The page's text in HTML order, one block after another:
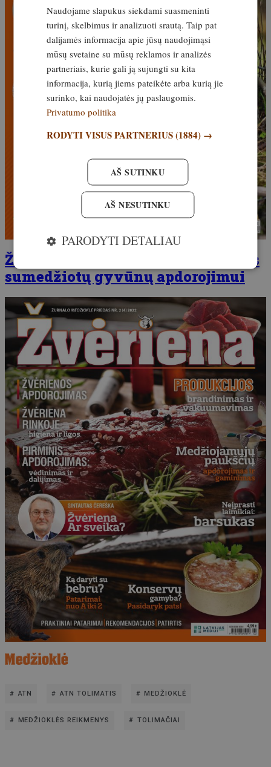
Žvėriena – žurnalo priedas, skirtas
sumedžiotų gyvūnų apdorojimui
ATN ATN TOLIMATIS MEDŽIOKLĖ
MEDŽIOKLĖS REIKMENYS TOLIMAČIAI
Naudojame slapukus siekdami suasmeninti
turinį, skelbimus ir analizuoti srautą. Taip pat
dalijamės informacija apie jūsų naudojimąsi
mūsų svetaine su mūsų reklamos ir analizės
partneriais, kurie gali ją sujungti su kita
informacija, kurią jiems pateikėte arba kurią jie
surinko, kai naudojatės jų paslaugomis.
Privatumo politika
RODYTI VISUS PARTNERIUS(1884) →
AŠ SUTINKU
AŠ NESUTINKU
PARODYTI DETALIAU